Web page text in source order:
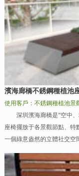
濱海廊橋不銹鋼種植池
使用客戶：不銹鋼種植池景
深圳濱海廊橋是“空中、
座椅擺放于各景觀節點、特
一個綠意盎然的立體社交空